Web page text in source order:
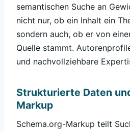
semantischen Suche an
nicht nur, ob ein Inhalt ein
sondern auch, ob er von
Quelle stammt.
und nachvollziehbare
Strukturierte Daten
Markup
Schema.org-Markup teilt